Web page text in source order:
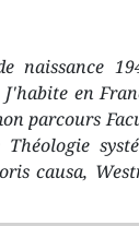
naissance
en
parcours
Théologie
causa,
Marcher